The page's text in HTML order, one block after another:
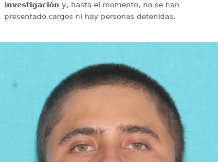
investigación y, hasta el momento, no se han
presentado cargos ni hay personas detenidas.